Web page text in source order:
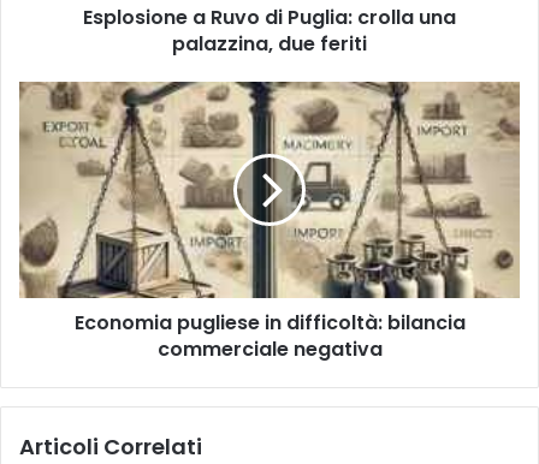
Esplosione a Ruvo di Puglia: crolla una
palazzina, due feriti
Economia
pugliese
in
difficoltà:
commerciale
negativa
Economia pugliese in difficoltà: bilancia
commerciale negativa
Articoli Correlati